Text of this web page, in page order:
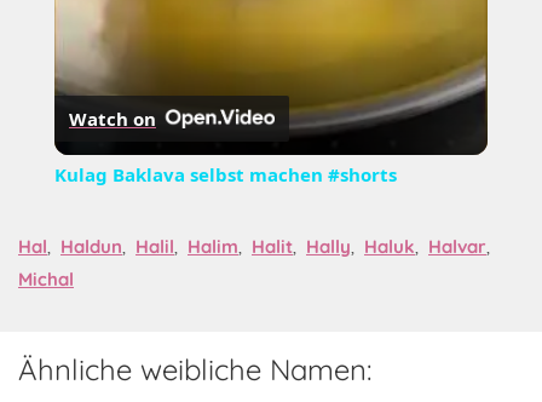
Watch on
Kulag Baklava selbst machen #shorts
Hal, Haldun, Halil, Halim, Halit, Hally, Haluk, Halvar,
Michal
Ähnliche weibliche Namen: